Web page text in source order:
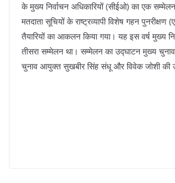
के मुख्य निर्वाचन अधिकारियों (सीईओ) का एक
मतदाता सूचियों के राष्ट्रव्यापी विशेष गहन
तैयारियों का आकलन किया गया। यह इस वर्ष मुख्य
तीसरा सम्मेलन था। सम्मेलन का उद्घाटन मुख्य
चुनाव आयुक्त सुखबीर सिंह संधू और विवेक जोशी की